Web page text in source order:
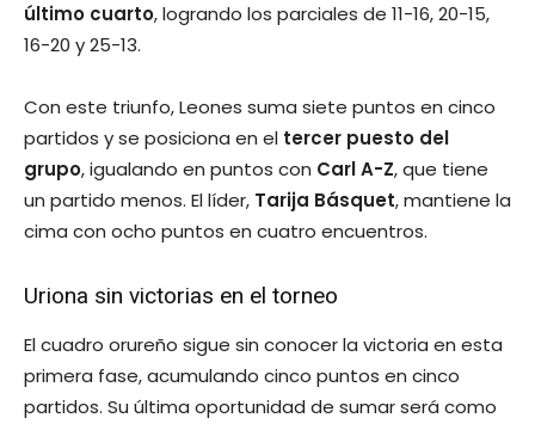
último cuarto, logrando los parciales de 11-16, 20-15,
16-20 y 25-13.
Con este triunfo, Leones suma siete puntos en cinco
partidos y se posiciona en el tercer puesto del
grupo, igualando en puntos con Carl A-Z, que tiene
un partido menos. El líder, Tarija Básquet, mantiene la
cima con ocho puntos en cuatro encuentros.
Uriona sin victorias en el torneo
El cuadro orureño sigue sin conocer la victoria en esta
primera fase, acumulando cinco puntos en cinco
partidos. Su última oportunidad de sumar será como